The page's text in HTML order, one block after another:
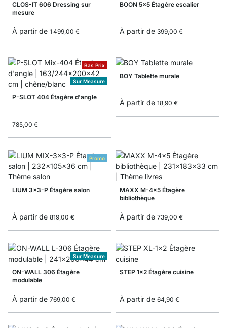
CLOS-IT 606 Dressing sur
mesure
À partir de 1 499,00 €
BOON 5x5 Étagère escalier
À partir de 399,00 €
Bas Prix
Sur Measure
P-SLOT 404 Étagère d'angle
785,00 €
BOY Tablette murale
À partir de 18,90 €
Promo
LIUM 3x3-P Étagère salon
À partir de 819,00 €
MAXX M-4x5 Étagère
bibliothèque
À partir de 739,00 €
Sur Measure
ON-WALL 306 Étagère
modulable
À partir de 769,00 €
STEP 1x2 Étagère cuisine
À partir de 64,90 €